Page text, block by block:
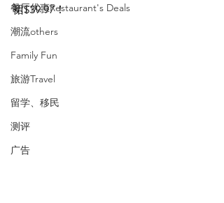
餐厅优惠Restaurant's Deals
潮流others
Family Fun
旅游Travel
留学、移民
测评
广告
裙$39.97！